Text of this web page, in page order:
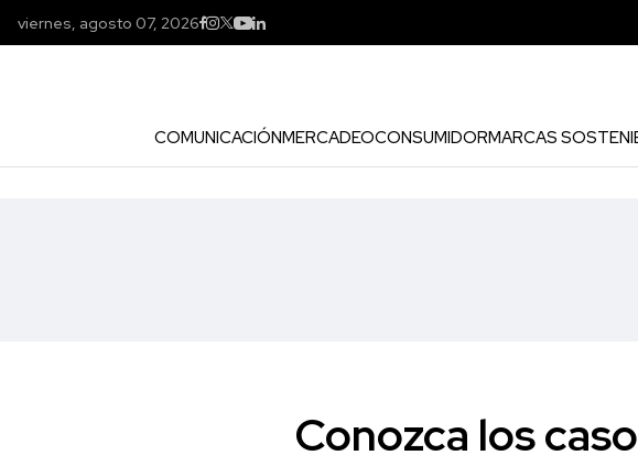
viernes, agosto 07, 2026
COMUNICACIÓNMERCADEOCONSUMIDORMARCAS
Conozca los